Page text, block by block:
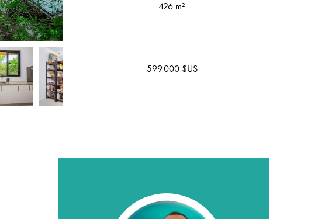
426 m²
599 000 $US